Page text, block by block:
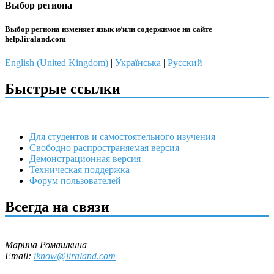
Выбор региона
Выбор региона изменяет язык и/или содержимое на сайте
help.liraland.com
English (United Kingdom) | Українська | Русский
Быстрые ссылки
Для студентов и самостоятельного изучения
Свободно распространяемая версия
Демонстрационная версия
Техническая поддержка
Форум пользователей
Всегда на связи
Марина Ромашкина
Email: iknow@liraland.com